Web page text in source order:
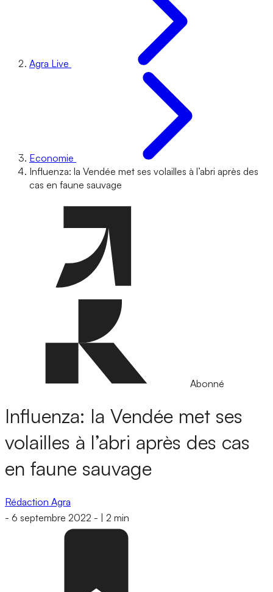
Agra Live
Economie
Influenza: la Vendée met ses volailles à l’abri après des
cas en faune sauvage
Abonné
Influenza: la Vendée met ses
volailles à l’abri après des cas
en faune sauvage
Rédaction Agra
- 6 septembre 2022 - 2 min